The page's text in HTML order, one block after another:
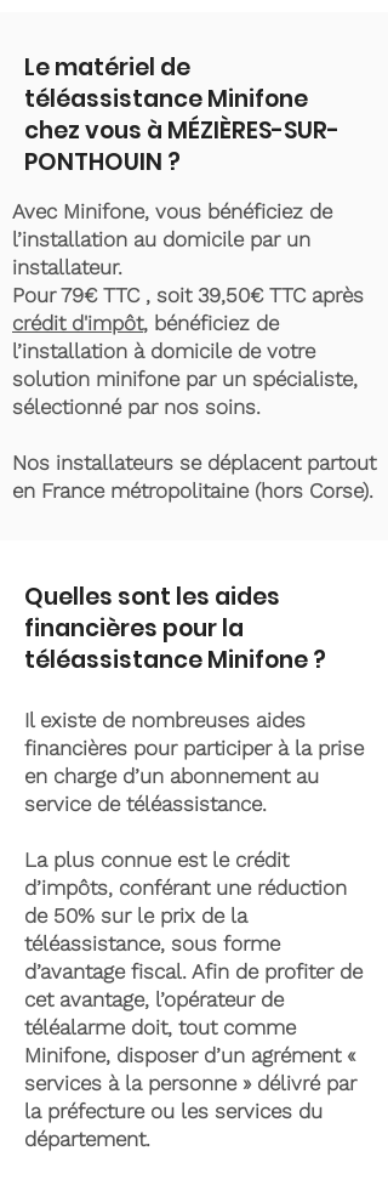
Le matériel de
téléassistance Minifone
chez vous à MÉZIÈRES-SUR-
PONTHOUIN ?
Avec Minifone, vous bénéficiez de
l’installation au domicile par un
installateur.
Pour 79€ TTC , soit 39,50€ TTC après
crédit d'impôt, bénéficiez de
l’installation à domicile de votre
solution minifone par un spécialiste,
sélectionné par nos soins.
Nos installateurs se déplacent partout
en France métropolitaine (hors Corse).
Quelles sont les aides
financières pour la
téléassistance Minifone ?
Il existe de nombreuses aides
financières pour participer à la prise
en charge d’un abonnement au
service de téléassistance.
La plus connue est le crédit
d’impôts, conférant une réduction
de 50% sur le prix de la
téléassistance, sous forme
d’avantage fiscal. Afin de profiter de
cet avantage, l’opérateur de
téléalarme doit, tout comme
Minifone, disposer d’un agrément «
services à la personne » délivré par
la préfecture ou les services du
département.